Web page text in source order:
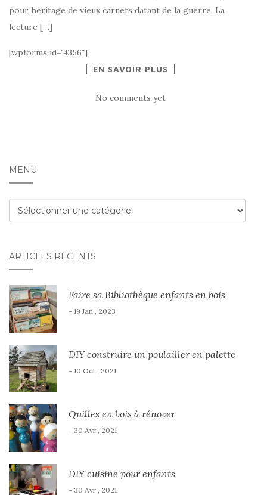
pour héritage de vieux carnets datant de la guerre. La
lecture […]
[wpforms id="4356"]
EN SAVOIR PLUS
No comments yet
MENU
Menu
ARTICLES RÉCENTS
Faire sa Bibliothèque enfants en bois
- 19 Jan , 2023
DIY construire un poulailler en palette
- 10 Oct , 2021
Quilles en bois à rénover
- 30 Avr , 2021
DIY cuisine pour enfants
- 30 Avr , 2021